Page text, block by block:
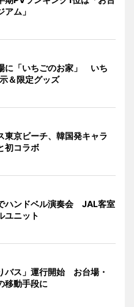
ム」
に「いちごのお家」 いち
＆限定グッズ
東京ビーチ、韓国発キャラ
初コラボ
ハンドベル演奏会 JAL客室
ユニット
バス」運行開始 お台場・
移動手段に